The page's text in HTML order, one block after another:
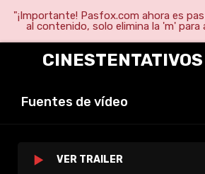
"¡Importante! Pasfox.com ahora es
al contenido, solo elimina la 'm' para
CINESTENTATIVOS
Fuentes de vídeo
VER TRAILER